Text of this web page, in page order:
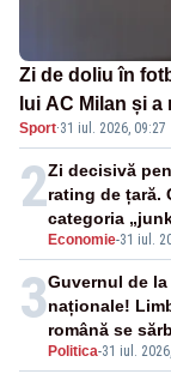
Zi de doliu în
lui AC Milan și
Sport·31 iul. 2026, 09:27
2
Economie-31 iul.
Zi decisivă
rating de țară.
categoria
3
Politica-31 iul.
Guvernul de
naționale!
română se